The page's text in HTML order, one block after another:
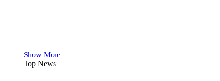
Show More
Top News